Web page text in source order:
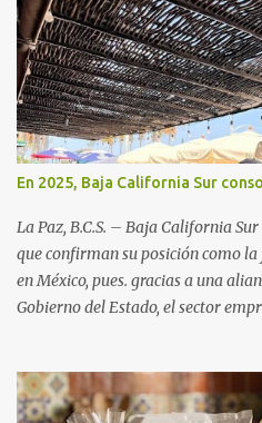
En 2025, Baja California Sur
La Paz, B.C.S. – Baja California
que confirman su posición como
en México, pues. gracias a una
Gobierno del Estado, el sector
una derrama económica sin
este periodo vacacional son